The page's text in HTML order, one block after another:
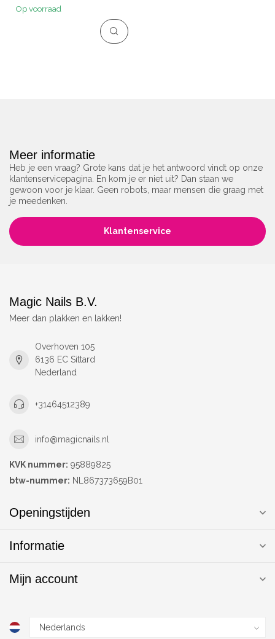
Op voorraad
Meer informatie
Heb je een vraag? Grote kans dat je het antwoord vindt op onze
klantenservicepagina. En kom je er niet uit? Dan staan we
gewoon voor je klaar. Geen robots, maar mensen die graag met
je meedenken.
Klantenservice
Magic Nails B.V.
Meer dan plakken en lakken!
Overhoven 105
6136 EC Sittard
Nederland
+31464512389
info@magicnails.nl
KVK nummer: 95889825
btw-nummer: NL867373659B01
Openingstijden
Informatie
Mijn account